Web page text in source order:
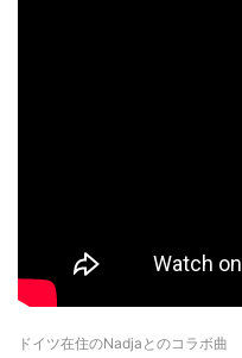
ドイツ在住のNadjaとのコラボ曲